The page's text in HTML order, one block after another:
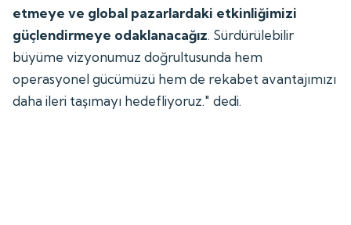
etmeye ve global pazarlardaki etkinliğimizi
güçlendirmeye odaklanacağız. Sürdürülebilir
büyüme vizyonumuz doğrultusunda hem
operasyonel gücümüzü hem de rekabet avantajımızı
daha ileri taşımayı hedefliyoruz." dedi.